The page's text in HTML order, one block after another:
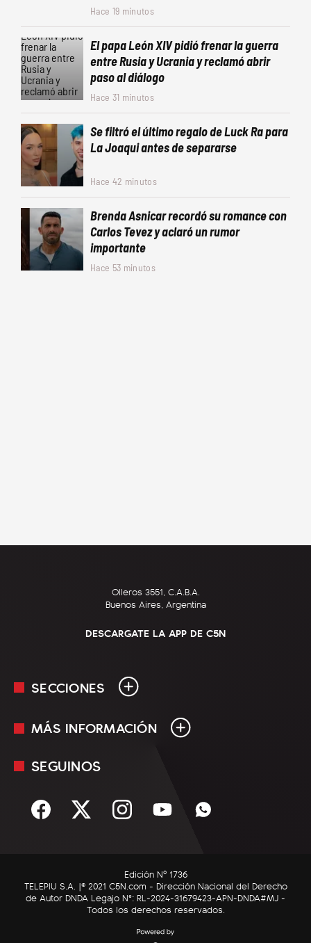
Hace 19 minutos
El papa León XIV pidió frenar la guerra
entre Rusia y Ucrania y reclamó abrir
paso al diálogo
Hace 31 minutos
Se filtró el último regalo de Luck Ra para
La Joaqui antes de separarse
Hace 42 minutos
Brenda Asnicar recordó su romance con
Carlos Tevez y aclaró un rumor
importante
Hace 53 minutos
Olleros 3551, C.A.B.A.
Buenos Aires, Argentina
DESCARGATE LA APP DE C5N
SECCIONES
En Vivo
Sociedad
C5N Autos
RatingCero
MÁS INFORMACIÓN
Mediakit
Términos y condiciones
SEGUINOS
Edición Nº 1736
TELEPIU S.A. |© 2021 C5N.com - Dirección Nacional del Derecho
de Autor DNDA Legajo N°: RL-2024-31679423-APN-DNDA#MJ -
Todos los derechos reservados.